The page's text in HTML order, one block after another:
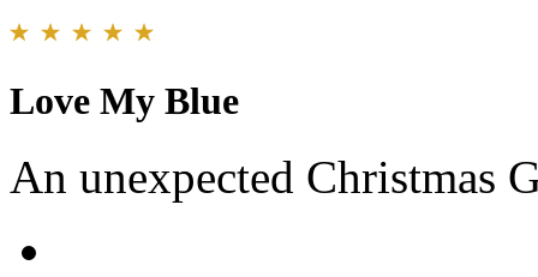
Love My Blue
An unexpected Christmas